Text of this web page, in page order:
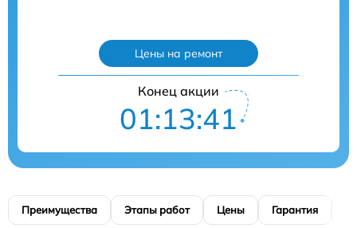
Цены на ремонт
Конец акции
01:13:40
Преимущества Этапы работ Цены Гарантия